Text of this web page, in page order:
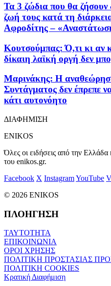
Τα 3 ζώδια που θα
ζωή τους κατά τη
Αφροδίτης –
Κουτσούμπας: Ό,τι κι αν
δίκαιη λαϊκή οργή δεν
Μαρινάκης: Η
Συντάγματος δεν έπρεπε
κάτι αυτονόητο
ΔΙΑΦΗΜΙΣΗ
ENIKOS
Όλες οι ειδήσεις από την
του enikos.gr.
Facebook X InstagramYouTube
© 2026 ENIKOS
ΠΛΟΗΓΗΣΗ
ΤΑΥΤΟΤΗΤΑ
ΕΠΙΚΟΙΝΩΝΙΑ
ΟΡΟΙ ΧΡΗΣΗΣ
ΠΟΛΙΤΙΚΗ ΠΡΟΣΤΑΣΙΑΣ
ΠΟΛΙΤΙΚΗ COOKIES
Κρατική Διαφήμιση